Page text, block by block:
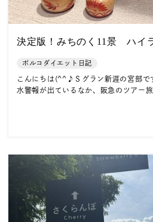
決定版！みちのく11景 ハイ
ポルコダイエット日記
こんにちは(^^♪Ｓグラン新涯の宮部で
水警報が出ているなか、阪急のツアー